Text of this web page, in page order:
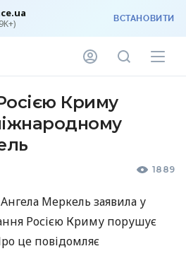
ВСТАНОВИТИ
Криму
1889
Меркель заявила у
Росією Криму порушує
це повідомляє